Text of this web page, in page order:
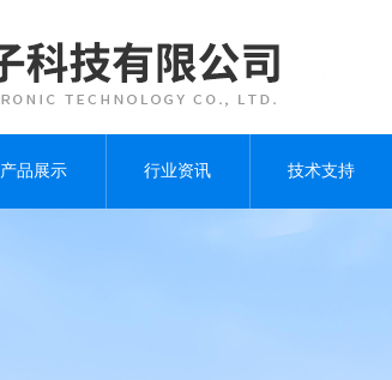
产品展示 行业资讯 技术支持